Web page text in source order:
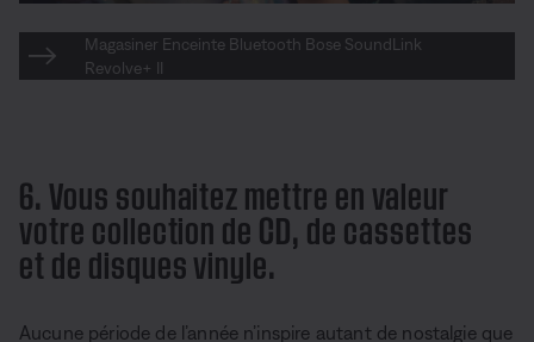
Magasiner Enceinte Bluetooth Bose SoundLink
Revolve+ II
6. Vous souhaitez mettre en valeur
votre collection de CD, de cassettes
et de disques vinyle.
Aucune période de l’année n’inspire autant de nostalgie que